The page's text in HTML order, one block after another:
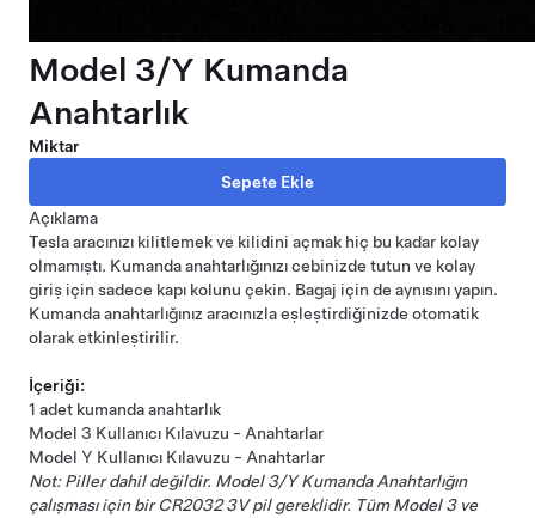
Model 3/Y Kumanda
Anahtarlık
Miktar
Açıklama
Tesla aracınızı kilitlemek ve kilidini açmak hiç bu kadar kolay
olmamıştı. Kumanda anahtarlığınızı cebinizde tutun ve kolay
giriş için sadece kapı kolunu çekin. Bagaj için de aynısını yapın.
Kumanda anahtarlığınız aracınızla eşleştirdiğinizde otomatik
olarak etkinleştirilir.
İçeriği:
1 adet kumanda anahtarlık
Model 3 Kullanıcı Kılavuzu - Anahtarlar
Model Y Kullanıcı Kılavuzu - Anahtarlar
Not: Piller dahil değildir. Model 3/Y Kumanda Anahtarlığın
çalışması için bir CR2032 3V pil gereklidir. Tüm Model 3 ve